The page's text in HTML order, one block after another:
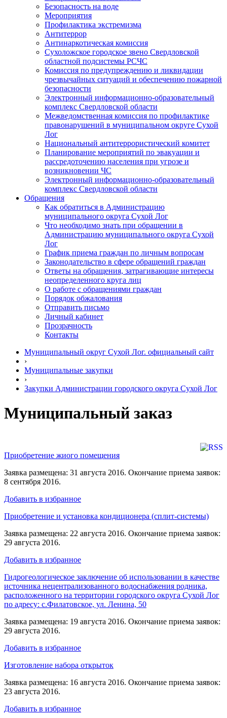
Безопасность на воде
Мероприятия
Профилактика экстремизма
Антитеррор
Антинаркотическая комиссия
Сухоложское городское звено Свердловской
областной подсистемы РСЧС
Комиссия по предупреждению и ликвидации
чрезвычайных ситуаций и обеспечению пожарной
безопасности
Электронный информационно-образовательный
комплекс Cвердловской области
Межведомственная комиссия по профилактике
правонарушений в муниципальном округе Сухой
Лог
Национальный антитеррористический комитет
Планирование мероприятий по эвакуации и
рассредоточению населения при угрозе и
возникновении ЧС
Электронный информационно-образовательный
комплекс Свердловской области
Обращения
Как обратиться в Администрацию
муниципального округа Сухой Лог
Что необходимо знать при обращении в
Администрацию муниципального округа Сухой
Лог
График приема граждан по личным вопросам
Законодательство в сфере обращений граждан
Ответы на обращения, затрагивающие интересы
неопределенного круга лиц
О работе с обращениями граждан
Порядок обжалования
Отправить письмо
Личный кабинет
Прозрачность
Контакты
Муниципальный округ Сухой Лог. официальный сайт
›
Муниципальные закупки
›
Закупки Администрации городского округа Сухой Лог
Муниципальный заказ
Приобретение жиого помещения
Заявка размещена: 31 августа 2016. Окончание приема заявок:
8 сентября 2016.
Добавить в избранное
Приобретение и установка кондиционера (сплит-системы)
Заявка размещена: 22 августа 2016. Окончание приема заявок:
29 августа 2016.
Добавить в избранное
Гидрогеологическое заключение об использовании в качестве
источника нецентрализованного водоснабжения родника,
расположенного на территории городского округа Сухой Лог
по адресу: с.Филатовское, ул. Ленина, 50
Заявка размещена: 19 августа 2016. Окончание приема заявок:
29 августа 2016.
Добавить в избранное
Изготовление набора открыток
Заявка размещена: 16 августа 2016. Окончание приема заявок:
23 августа 2016.
Добавить в избранное